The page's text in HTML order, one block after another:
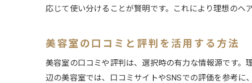
応じて使い分けることが賢明です。これにより理想のヘ
美容室の口コミと評判を活用する方法
美容室の口コミや評判は、選択時の有力な情報源です。
辺の美容室では、口コミサイトやSNSでの評価を参考